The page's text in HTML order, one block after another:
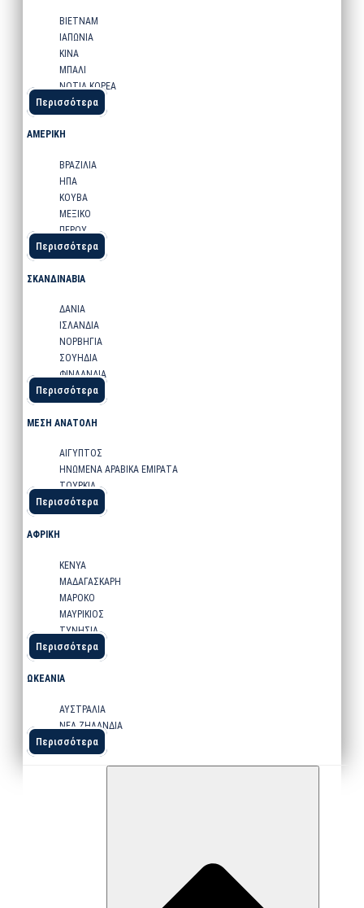
ΒΙΕΤΝΑΜ
ΙΑΠΩΝΙΑ
ΚΙΝΑ
ΜΠΑΛΙ
ΝΟΤΙΑ ΚΟΡΕΑ
Περισσότερα
ΑΜΕΡΙΚΗ
ΒΡΑΖΙΛΙΑ
ΗΠΑ
ΚΟΥΒΑ
ΜΕΞΙΚΟ
ΠΕΡΟΥ
Περισσότερα
ΣΚΑΝΔΙΝΑΒΙΑ
ΔΑΝΙΑ
ΙΣΛΑΝΔΙΑ
ΝΟΡΒΗΓΙΑ
ΣΟΥΗΔΙΑ
ΦΙΝΛΑΝΔΙΑ
Περισσότερα
ΜΕΣΗ ΑΝΑΤΟΛΗ
ΑΙΓΥΠΤΟΣ
ΗΝΩΜΕΝΑ ΑΡΑΒΙΚΑ ΕΜΙΡΑΤΑ
ΤΟΥΡΚΙΑ
Περισσότερα
ΑΦΡΙΚΗ
ΚΕΝΥΑ
ΜΑΔΑΓΑΣΚΑΡΗ
ΜΑΡΟΚΟ
ΜΑΥΡΙΚΙΟΣ
ΤΥΝΗΣΙΑ
Περισσότερα
ΩΚΕΑΝΙΑ
ΑΥΣΤΡΑΛΙΑ
ΝΕΑ ΖΗΛΑΝΔΙΑ
Περισσότερα